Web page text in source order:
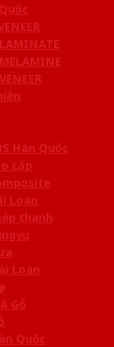
Hàn Quốc
cấp
Loan
thanh
Loan
Gỗ
Quốc